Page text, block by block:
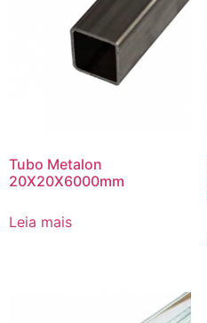
Tubo Metalon
20X20X6000mm
Leia mais